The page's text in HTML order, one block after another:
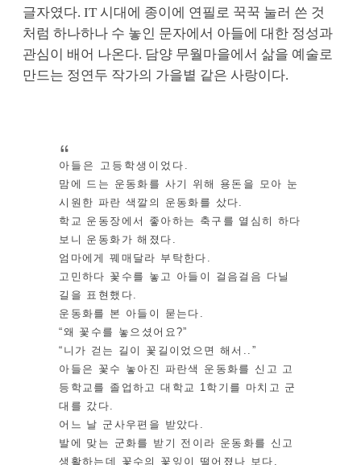
글자였다. IT 시대에 종이에 연필로 꾹꾹 눌러 쓴 것
처럼 하나하나 수 놓인 문자에서 아들에 대한 정성과
관심이 배어 나온다. 담양 무월마을에서 삶을 예술로
만드는 정연두 작가의 가을볕 같은 사랑이다.
아들은 고등학생이었다.
맘에 드는 운동화를 사기 위해 용돈을 모아 눈
시원한 파란 색깔의 운동화를 샀다.
학교 운동장에서 좋아하는 축구를 열심히 하다
보니 운동화가 해졌다.
엄마에게 꿰매달라 부탁한다.
고민하다 꽃수를 놓고 아들이 걸음걸음 다닐
길을 표현했다.
운동화를 본 아들이 묻는다.
“왜 꽃수를 놓으셨어요?”
“니가 걷는 길이 꽃길이었으면 해서..”
아들은 꽃수 놓아진 파란색 운동화를 신고 고
등학교를 졸업하고 대학교 1학기를 마치고 군
대를 갔다.
어느 날 군사우편을 받았다.
발에 맞는 군화를 받기 전이라 운동화를 신고
생활하는데 꽃수의 꽃잎이 떨어졌나 보다.